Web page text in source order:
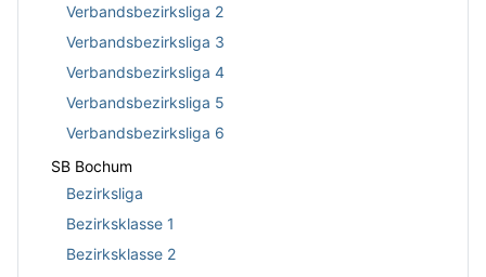
Verbandsbezirksliga 2
Verbandsbezirksliga 3
Verbandsbezirksliga 4
Verbandsbezirksliga 5
Verbandsbezirksliga 6
SB Bochum
Bezirksliga
Bezirksklasse 1
Bezirksklasse 2